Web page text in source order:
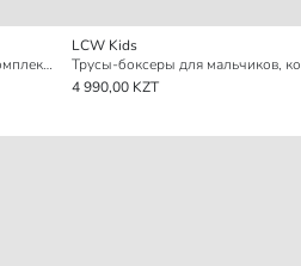
Трусы боксеры для мальчиков, комплект из 3-х штук
LCW Kids
4 990,00 KZT